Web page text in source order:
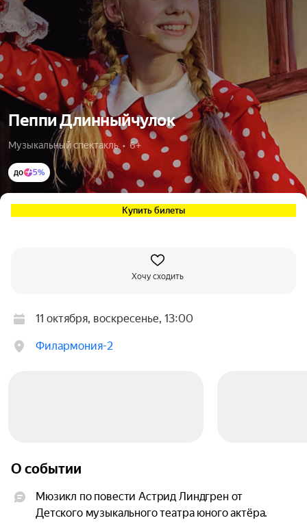
Пеппи Длинныйчулок
Музыкальный спектакль  •  6+
до 5%
Купить билеты
Хочу сходить
11 октября, воскресенье, 13:00
Филармония-2
О событии
Мюзикл по повести Астрид Линдгрен от
Детского музыкального театра юного актёра.